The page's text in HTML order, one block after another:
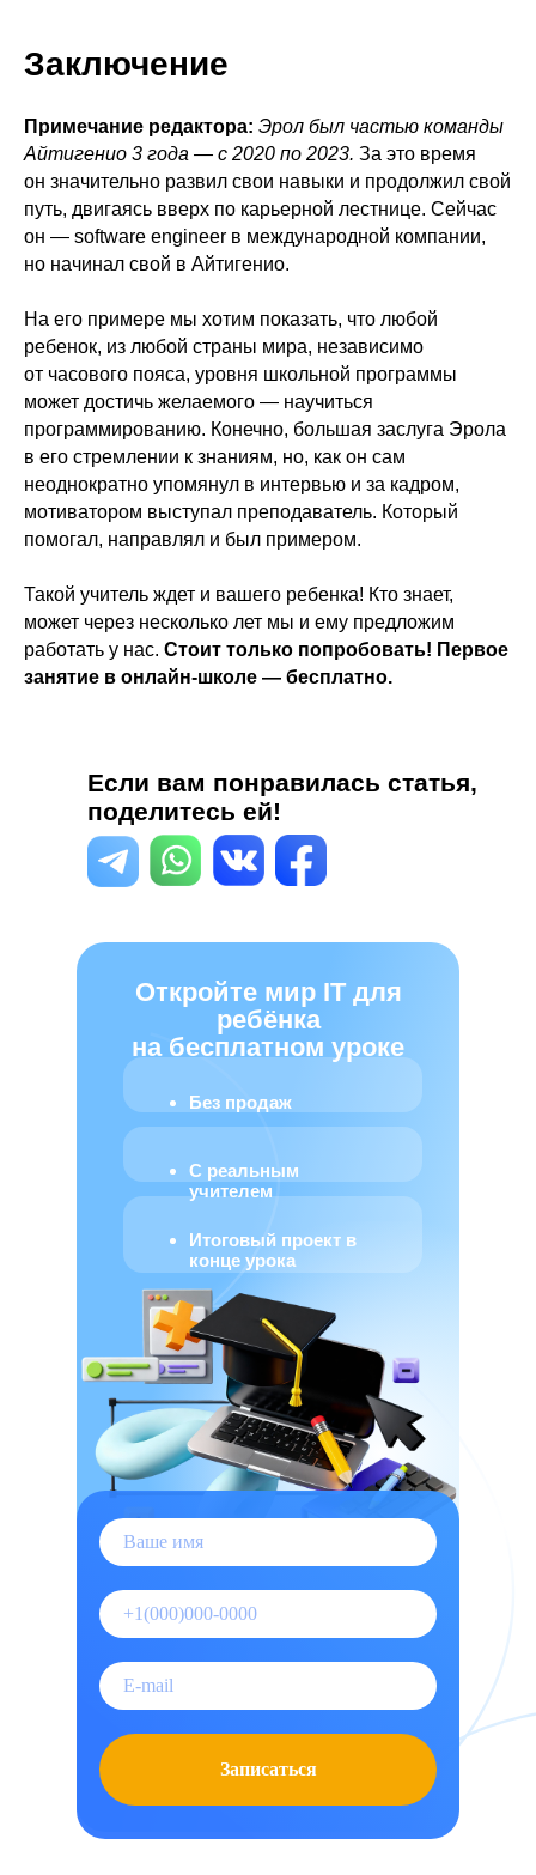
Заключение
Примечание редактора: Эрол был частью команды
Айтигенио 3 года — с 2020 по 2023. За это время
он значительно развил свои навыки и продолжил свой
путь, двигаясь вверх по карьерной лестнице. Сейчас
он — software engineer в международной компании,
но начинал свой в Айтигенио.
На его примере мы хотим показать, что любой
ребенок, из любой страны мира, независимо
от часового пояса, уровня школьной программы
может достичь желаемого — научиться
программированию. Конечно, большая заслуга Эрола
в его стремлении к знаниям, но, как он сам
неоднократно упомянул в интервью и за кадром,
мотиватором выступал преподаватель. Который
помогал, направлял и был примером.
Такой учитель ждет и вашего ребенка! Кто знает,
может через несколько лет мы и ему предложим
работать у нас. Стоит только попробовать! Первое
занятие в онлайн-школе — бесплатно.
Если вам понравилась статья,
поделитесь ей!
Записаться
Откройте мир IT для
ребёнка
на бесплатном уроке
С реальным
учителем
Итоговый проект в
конце урока
Без продаж